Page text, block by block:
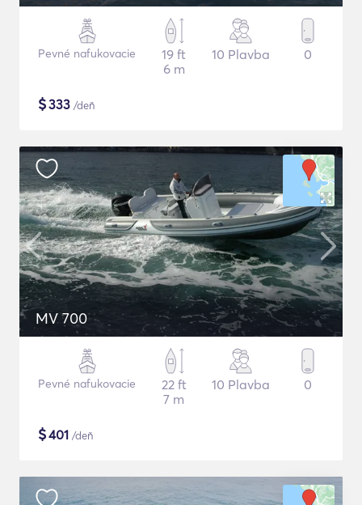
Pevné nafukovacie
19 ft
6 m
10 Plavba 0
$333 /deň
MV 700
Pevné nafukovacie
22 ft
7 m
10 Plavba 0
$401 /deň